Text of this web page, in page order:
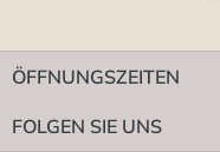
ÖFFNUNGSZEITEN
FOLGEN SIE UNS